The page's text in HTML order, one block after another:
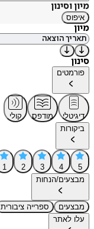
מיון וסינון
איפוס
מיון
סינון
פורמטים
דיגיטלי מודפס
קולי
ביקורות
5
4
3
2
1
מבצעים/הנחות
מבצעים
ספרייה ציבורית
עלו לאתר